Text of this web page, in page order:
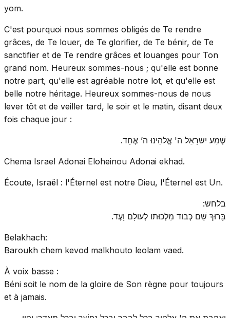
yom.
C'est pourquoi nous sommes obligés de Te rendre
grâces, de Te louer, de Te glorifier, de Te bénir, de Te
sanctifier et de Te rendre grâces et louanges pour Ton
grand nom. Heureux sommes-nous ; qu'elle est bonne
notre part, qu'elle est agréable notre lot, et qu'elle est
belle notre héritage. Heureux sommes-nous de nous
lever tôt et de veiller tard, le soir et le matin, disant deux
fois chaque jour :
שְׁמַע יִשרָאֵל ה' אֱלהֵינוּ ה’ אֶחָד.
Chema Israel Adonai Eloheinou Adonai ekhad.
Écoute, Israël : l'Éternel est notre Dieu, l'Éternel est Un.
בלחש:
בָּרוּךְ שֵׁם כְּבוד מַלְכוּתו לְעולָם וָעֶד.
Belakhach:
Baroukh chem kevod malkhouto leolam vaed.
À voix basse :
Béni soit le nom de la gloire de Son règne pour toujours
et à jamais.